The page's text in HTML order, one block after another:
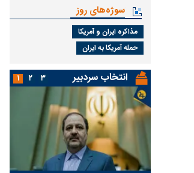
سوژه‌های روز
مذاکره ایران و آمریکا
حمله آمریکا به ایران
انتخاب سردبیر ۱ ۲ ۳